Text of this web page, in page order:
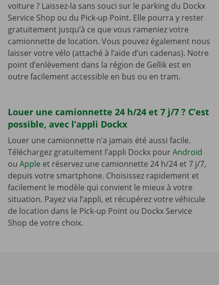
voiture ? Laissez-la sans souci sur le parking du Dockx
Service Shop ou du Pick-up Point. Elle pourra y rester
gratuitement jusqu’à ce que vous rameniez votre
camionnette de location. Vous pouvez également nous
laisser votre vélo (attaché à l’aide d’un cadenas). Notre
point d’enlèvement dans la région de Gellik est en
outre facilement accessible en bus ou en tram.
Louer une camionnette 24 h/24 et 7 j/7 ? C’est
possible, avec l’appli Dockx
Louer une camionnette n’a jamais été aussi facile.
Téléchargez gratuitement l’appli Dockx pourAndroid
ou Apple et réservez une camionnette 24 h/24 et 7 j/7,
depuis votre smartphone. Choisissez rapidement et
facilement le modèle qui convient le mieux à votre
situation. Payez via l’appli, et récupérez votre véhicule
de location dans le Pick-up Point ou Dockx Service
Shop de votre choix.